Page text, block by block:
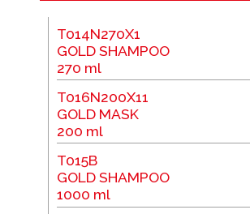
T014N270X1
GOLD SHAMPOO
270 ml
T016N200X11
GOLD MASK
200 ml
T015B
GOLD SHAMPOO
1000 ml